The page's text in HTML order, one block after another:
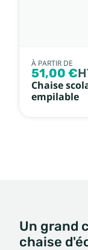
À PARTIR DE
51,00 €
Chaise
empilable
Un grand
chaise